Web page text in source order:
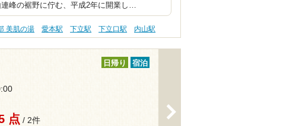
峰の裾野に佇む、平成2年に開業し…
美肌の湯 愛本駅 下立駅 下立口駅 内山駅
日帰り 宿泊
点 / 2件